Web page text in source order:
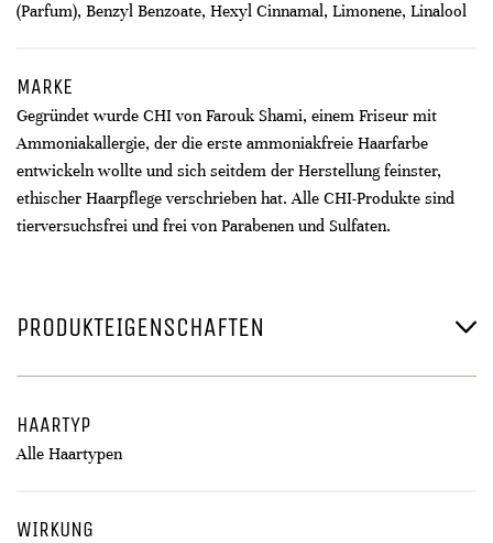
(Parfum), Benzyl Benzoate, Hexyl Cinnamal, Limonene, Linalool
MARKE
Gegründet wurde CHI von Farouk Shami, einem Friseur mit
Ammoniakallergie, der die erste ammoniakfreie Haarfarbe
entwickeln wollte und sich seitdem der Herstellung feinster,
ethischer Haarpflege verschrieben hat. Alle CHI-Produkte sind
tierversuchsfrei und frei von Parabenen und Sulfaten.
PRODUKTEIGENSCHAFTEN
HAARTYP
Alle Haartypen
WIRKUNG